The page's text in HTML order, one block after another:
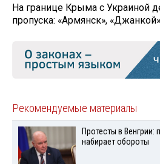
На границе Крыма с Украиной
пропуска: «Армянск»,
Рекомендуемые материалы
Протесты в Венгрии:
набирает обороты